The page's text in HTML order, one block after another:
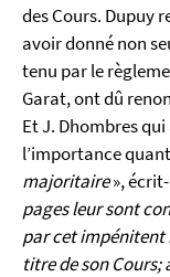
des Cours. Dupuy
avoir donné non
tenu par le
Garat, ont dû
Et J. Dhombres
l’importance
majoritaire»,
pages leur sont
par cet impénitent
titre de son Cours;